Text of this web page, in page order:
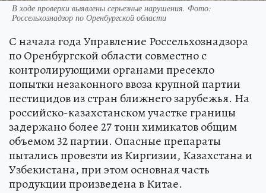
В ходе проверки выявлены серьезные нарушения. Фото:
Россельхознадзор по Оренбургской области
С начала года Управление Россельхознадзора
по Оренбургской области совместно с
контролирующими органами пресекло
попытки незаконного ввоза крупной партии
пестицидов из стран ближнего зарубежья. На
российско-казахстанском участке границы
задержано более 27 тонн химикатов общим
объемом 32 партии. Опасные препараты
пытались провезти из Киргизии, Казахстана и
Узбекистана, при этом основная часть
продукции произведена в Китае.